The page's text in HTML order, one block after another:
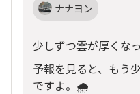
ナナヨン
少しずつ雲が厚くな
予報を見ると、もう
ですよ。🌧️